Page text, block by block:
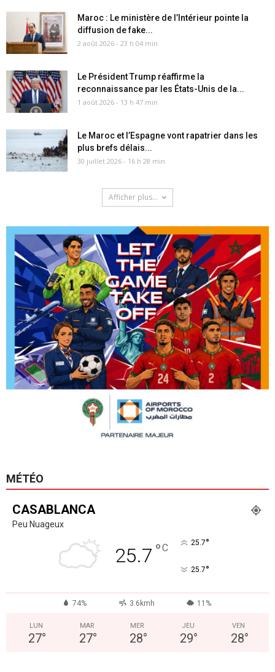
Maroc : Le ministère de l’Intérieur pointe la
diffusion de fake...
2 août 2026 - 23 h 04 min
Le Président Trump réaffirme la
reconnaissance par les États-Unis de la...
1 août 2026 - 13 h 47 min
Le Maroc et l’Espagne vont rapatrier dans les
plus brefs délais...
30 juillet 2026 - 16 h 28 min
Afficher plus...
MÉTÉO
CASABLANCA
Peu Nuageux
25.7 °C 25.7°
25.7°
74% 3.6kmh 11%
LUN
27°
MAR
27°
MER
28°
JEU
29°
VEN
28°